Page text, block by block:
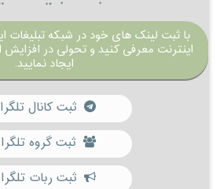
با ثبت لینک های خود در شبکه تبلیغات
اینترنت معرفی کنید و تحولی در
ایجاد نمایید.
ثبت کانال
ثبت گروه
ثبت ربات